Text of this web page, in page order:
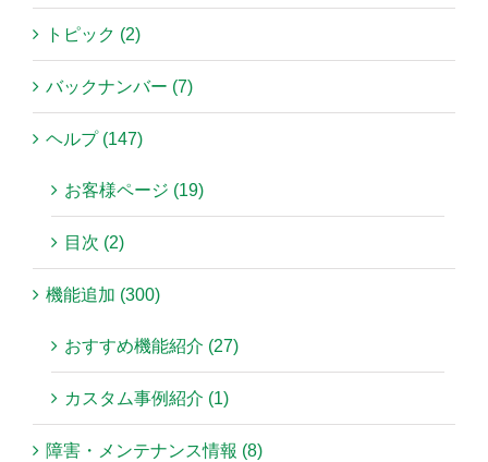
トピック (2)
バックナンバー (7)
ヘルプ (147)
お客様ページ (19)
目次 (2)
機能追加 (300)
おすすめ機能紹介 (27)
カスタム事例紹介 (1)
障害・メンテナンス情報 (8)